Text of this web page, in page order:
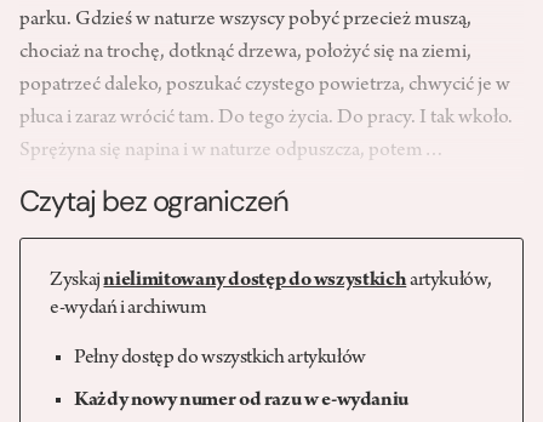
parku. Gdzieś w naturze wszyscy pobyć przecież muszą,
chociaż na trochę, dotknąć drzewa, położyć się na ziemi,
popatrzeć daleko, poszukać czystego powietrza, chwycić je w
płuca i zaraz wrócić tam. Do tego życia. Do pracy. I tak wkoło.
Sprężyna się napina i w naturze odpuszcza, potem…
Czytaj bez ograniczeń
Zyskajnielimitowany dostęp do wszystkichartykułów,
e-wydań i archiwum
Pełny dostęp do wszystkich artykułów
Każdy nowy numer od razu w e-wydaniu